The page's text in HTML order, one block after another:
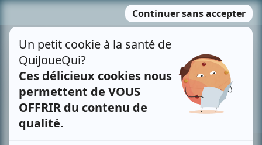
MENU
contenu
Recherche avancée »